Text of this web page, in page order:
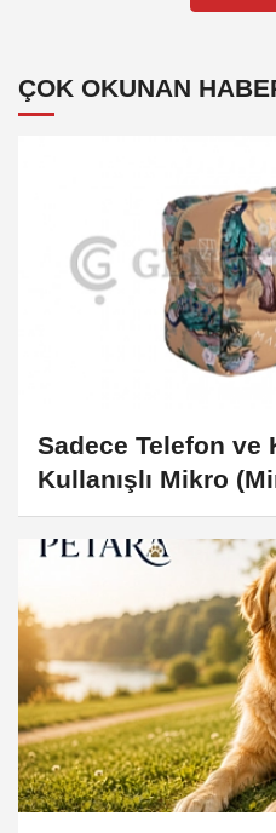
ÇOK OKUNAN
Sadece Telefon ve
Kullanışlı Mikro